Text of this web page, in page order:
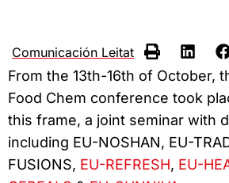
Comunicación Leitat
From the 13th-16th of October,
Food Chem conference took
this frame, a joint seminar with
including EU-NOSHAN, EU-
FUSIONS, EU-REFRESH, EU-